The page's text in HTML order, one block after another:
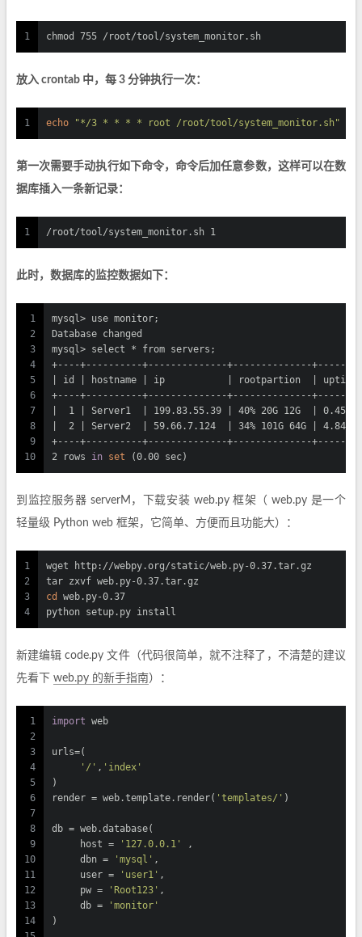
1 chmod 755 /root/tool/system_monitor.sh
放入 crontab 中，每 3 分钟执行一次：
1 echo "*/3 * * * * root /root/tool/system_monitor.sh"
第一次需要手动执行如下命令，命令后加任意参数，这样可以在数
据库插入一条新记录：
1 /root/tool/system_monitor.sh 1
此时，数据库的监控数据如下：
1
2
3
4
5
6
7
8
9
10
mysql> use monitor;
Database changed
mysql> select * from servers;
+----+----------+--------------+--------------
| id | hostname | ip           | rootpartion  |
+----+----------+--------------+--------------
|  1 | Server1  | 199.83.55.39 | 40% 20G 12G  | 0.45,
|  2 | Server2  | 59.66.7.124  | 34% 101G 64G | 4.84,
+----+----------+--------------+--------------
2 rows in set (0.00 sec)
到监控服务器 serverM，下载安装 web.py 框架（ web.py 是一个
轻量级 Python web 框架，它简单、方便而且功能大）：
1
2
3
4
wget http://webpy.org/static/web.py-0.37.tar.gz
tar zxvf web.py-0.37.tar.gz
cd
web.py-0.37
python setup.py install
新建编辑 code.py 文件（代码很简单，就不注释了，不清楚的建议
先看下 web.py 的新手指南 ）：
1
2
3
4
5
6
7
8
9
10
11
12
13
14
import web
urls=(
'/' , 'index'
)
render = web.template.render( 'templates/' )
db = web.database(
     host =
'127.0.0.1'
,
     dbn =
'mysql' ,
     user =
'user1' ,
     pw =
'Root123' ,
     db =
'monitor'
)